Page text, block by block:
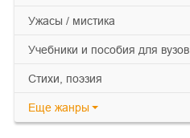
ужасы / мистика
учебники и пособия для вузов
cтихи, поэзия
Еще жанры